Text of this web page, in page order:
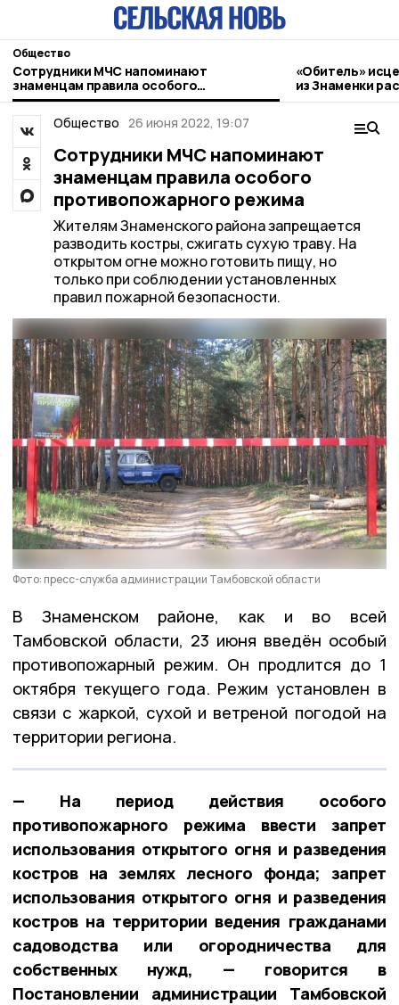
Общество
Сотрудники МЧС напоминают
знаменцам правила особого
противопожарного режима
«Обитель»
из Знаменки
Общество 26 июня 2022, 19:07
Сотрудники МЧС напоминают
знаменцам правила особого
противопожарного режима
Жителям Знаменского района запрещается
разводить костры, сжигать сухую траву. На
открытом огне можно готовить пищу, но
только при соблюдении установленных
правил пожарной безопасности.
Фото: пресс-служба администрации Тамбовской области
В Знаменском районе, как и во всей
Тамбовской области, 23 июня введён особый
противопожарный режим. Он продлится до 1
октября текущего года. Режим установлен в
связи с жаркой, сухой и ветреной погодой на
территории региона.
— На период действия особого
противопожарного режима ввести запрет
использования открытого огня и разведения
костров на землях лесного фонда; запрет
использования открытого огня и разведения
костров на территории ведения гражданами
садоводства или огородничества для
собственных нужд, — говорится в
Постановлении администрации Тамбовской